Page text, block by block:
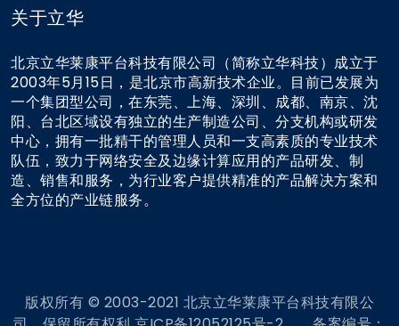
关于立华
北京立华莱康平台科技有限公司（简称立华科技）成立于
2003年5月15日，是北京市高新技术企业。目前已发展为
一个集团型公司，在东莞、上海、深圳、成都、南京、沈
阳、台北区域设有独立的生产制造公司、分支机构或研发
中心，拥有一批精干的管理人员和一支高素质的专业技术
队伍，致力于网络安全及边缘计算应用的产品研发、制
造、销售和服务，为行业客户提供精准的产品解决方案和
全方位的产业链服务。
版权所有 © 2003-2021 北京立华莱康平台科技有限公